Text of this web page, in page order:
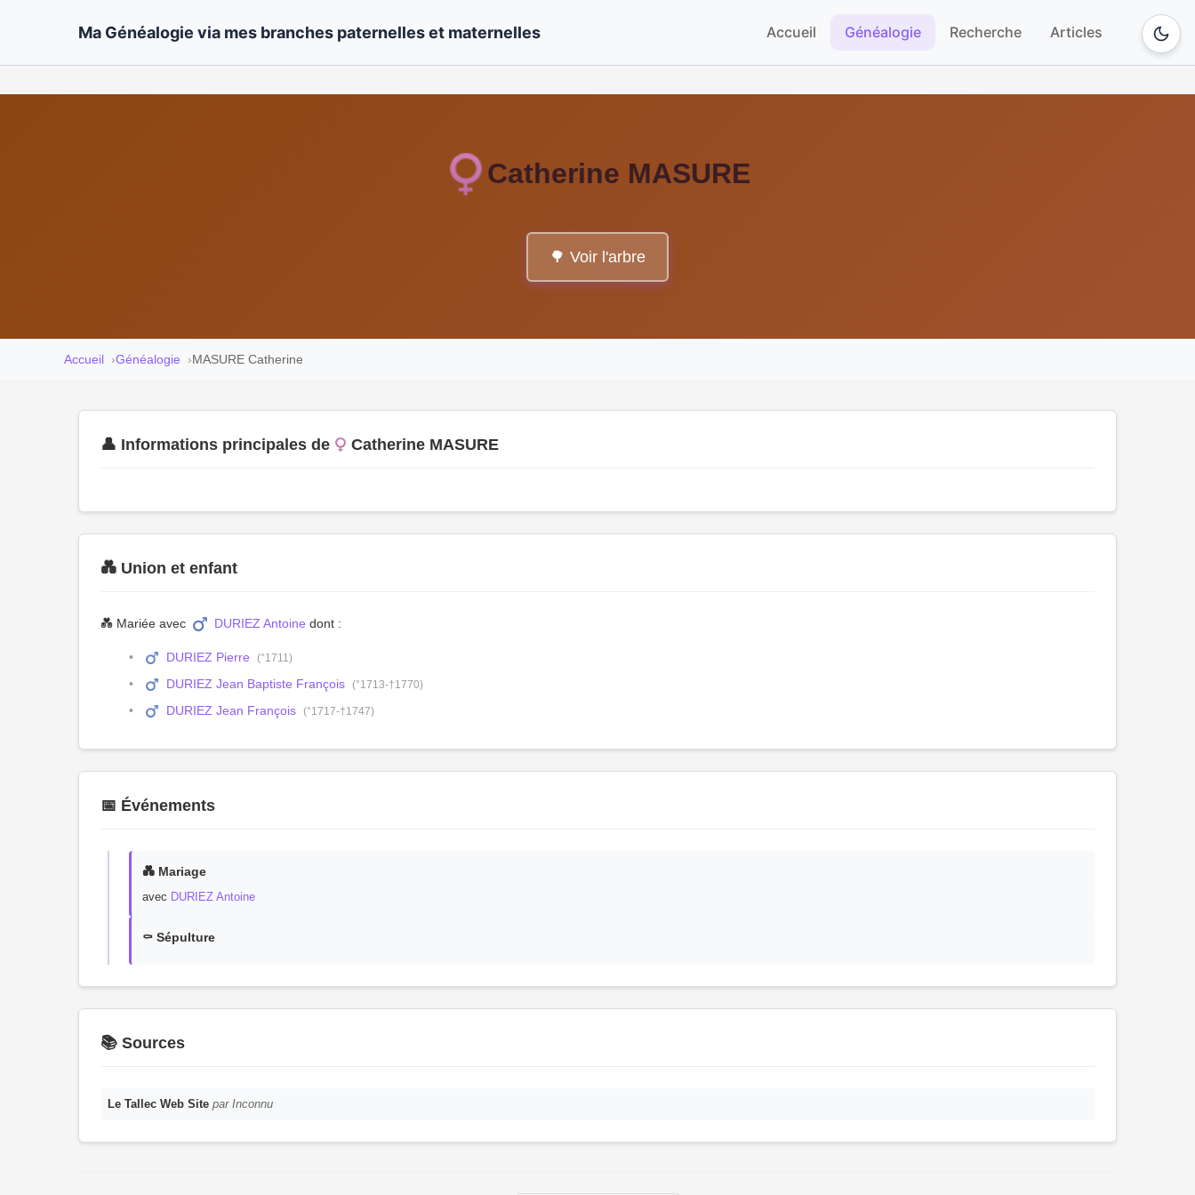
Ma Généalogie via mes branches paternelles et maternelles Accueil Généalogie Recherche Articles
Catherine MASURE
🌳 Voir l'arbre
Accueil Généalogie MASURE Catherine
👤 Informations principales de Catherine MASURE
💑 Union et enfant
💑 Mariée avec DURIEZ Antoine dont :
DURIEZ Pierre (°1711)
DURIEZ Jean Baptiste François (°1713-†1770)
DURIEZ Jean François (°1717-†1747)
📅 Événements
💑 Mariage
avec DURIEZ Antoine
⚰️ Sépulture
📚 Sources
Le Tallec Web Site par Inconnu